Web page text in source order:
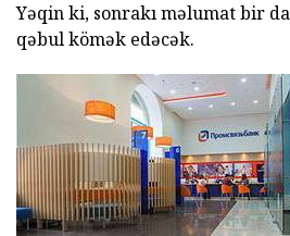
Yəqin ki, sonrakı məlumat bir
qəbul kömək edəcək.